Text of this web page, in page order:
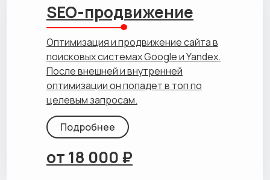
от 18 000 ₽
SEO-продвижение
Оптимизация и продвижение сайта в
поисковых системах Google и Yandex.
После внешней и внутренней
оптимизации он попадет в топ по
целевым запросам.
Подробнее